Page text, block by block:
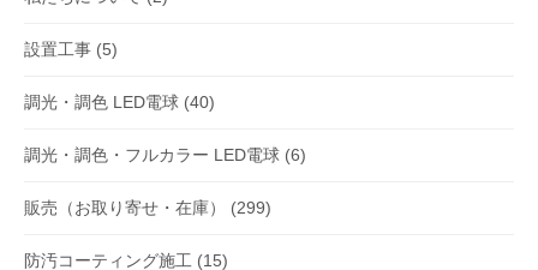
設置工事 (5)
調光・調色 LED電球 (40)
調光・調色・フルカラー LED電球 (6)
販売（お取り寄せ・在庫） (299)
防汚コーティング施工 (15)